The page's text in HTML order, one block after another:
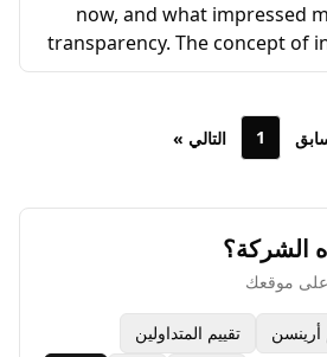
now, and what impressed
transparency. The concept of
strategies instead of just
platform is reliable.
1 التالي »
الشركة؟
على موقعك
أرينسن تقييم المتداولين